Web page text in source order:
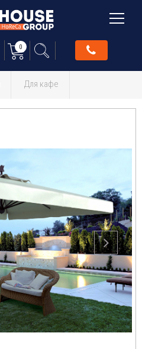
0
Для кафе